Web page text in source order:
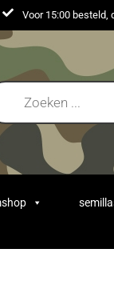
Voor 15:00 besteld,